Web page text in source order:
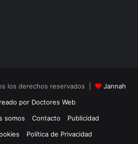
los derechos reservados |
Jannah
por Doctores Web
somos Contacto
Publicidad
Política de Privacidad